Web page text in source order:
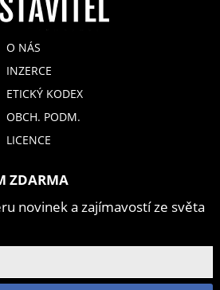
O NÁS
INZERCE
ETICKÝ KODEX
OBCH. PODM.
LICENCE
ZDARMA
novinek a zajímavostí ze světa